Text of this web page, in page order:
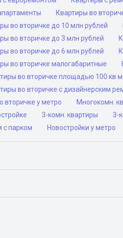
Квартиры во
во вторичке до 10 млн рублей
во вторичке до 3 млн рублей
во вторичке до 6 млн рублей
во вторичке малогабаритные
во вторичке площадью 100 кв м
во вторичке с дизайнерским
вторичке у метро
Многокомн.
3-комн. квартиры 3-
с парком Новостройки у метро